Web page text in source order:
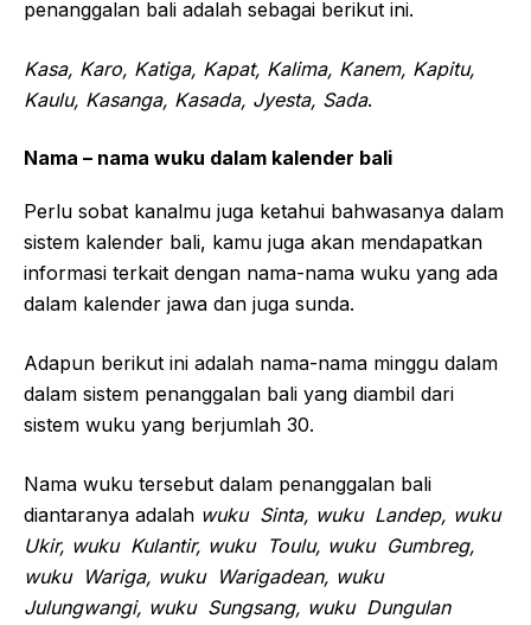
penanggalan bali adalah sebagai berikut ini.
Kasa, Karo, Katiga, Kapat, Kalima, Kanem, Kapitu,
Kaulu, Kasanga, Kasada, Jyesta, Sada.
Nama – nama wuku dalam kalender bali
Perlu sobat kanalmu juga ketahui bahwasanya dalam
sistem kalender bali, kamu juga akan mendapatkan
informasi terkait dengan nama-nama wuku yang ada
dalam kalender jawa dan juga sunda.
Adapun berikut ini adalah nama-nama minggu dalam
dalam sistem penanggalan bali yang diambil dari
sistem wuku yang berjumlah 30.
Nama wuku tersebut dalam penanggalan bali
diantaranya adalah wuku Sinta, wuku Landep, wuku
Ukir, wuku Kulantir, wuku Toulu, wuku Gumbreg,
wuku Wariga, wuku Warigadean, wuku
Julungwangi, wuku Sungsang, wuku Dungulan